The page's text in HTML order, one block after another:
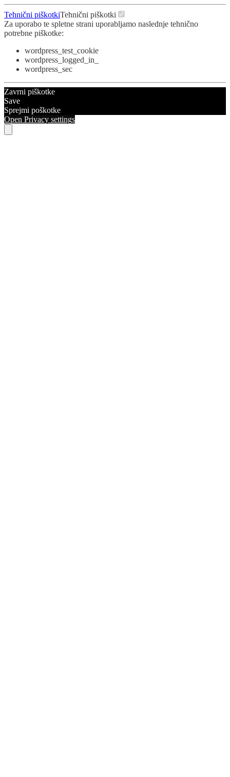
Tehnični piškotkiTehnični piškotki
Za uporabo te spletne strani uporabljamo naslednje tehnično
potrebne piškotke:
wordpress_test_cookie
wordpress_logged_in_
wordpress_sec
Zavrni piškotke
Save
Sprejmi poškotke
Open Privacy settings